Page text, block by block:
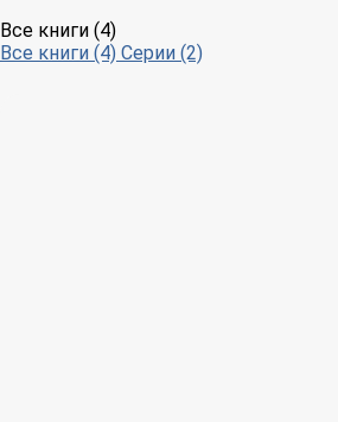
Все книги (4)
Все книги (4) Серии (2)